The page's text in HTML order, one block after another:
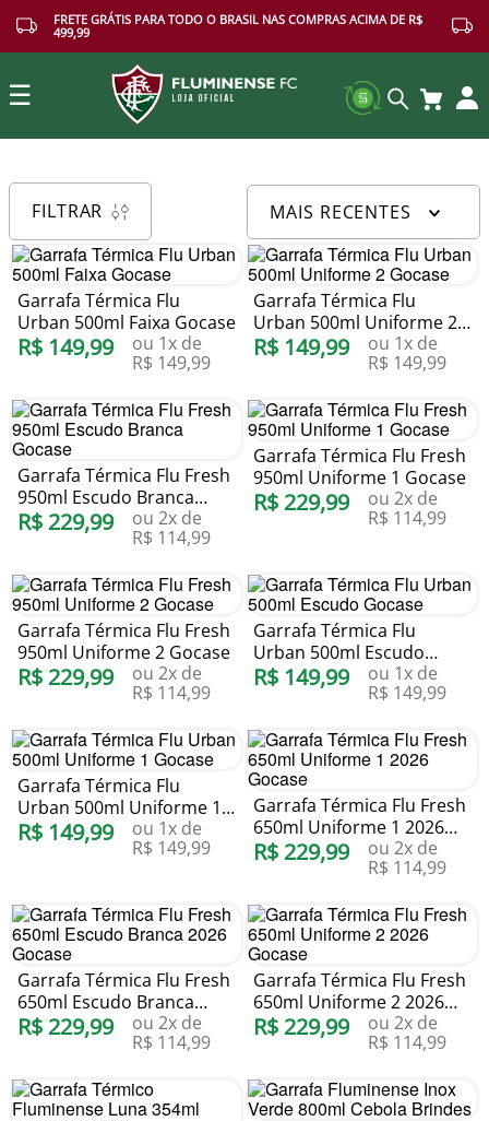
FRETE GRÁTIS PARA TODO O BRASIL NAS COMPRAS ACIMA DE R$
499,99
☰
FILTRAR MAIS RECENTES
Garrafa Térmica Flu
Urban 500ml Faixa Gocase
R$ 149,99 ou 1x de
R$ 149,99
Garrafa Térmica Flu
Urban 500ml Uniforme 2
Gocase
R$ 149,99 ou 1x de
R$ 149,99
Garrafa Térmica Flu Fresh
950ml Escudo Branca
Gocase
R$ 229,99 ou 2x de
R$ 114,99
Garrafa Térmica Flu Fresh
950ml Uniforme 1 Gocase
R$ 229,99 ou 2x de
R$ 114,99
Garrafa Térmica Flu Fresh
950ml Uniforme 2 Gocase
R$ 229,99 ou 2x de
R$ 114,99
Garrafa Térmica Flu
Urban 500ml Escudo
Gocase
R$ 149,99 ou 1x de
R$ 149,99
Garrafa Térmica Flu
Urban 500ml Uniforme 1
Gocase
R$ 149,99 ou 1x de
R$ 149,99
Garrafa Térmica Flu Fresh
650ml Uniforme 1 2026
Gocase
R$ 229,99 ou 2x de
R$ 114,99
Garrafa Térmica Flu Fresh
650ml Escudo Branca
2026 Gocase
R$ 229,99 ou 2x de
R$ 114,99
Garrafa Térmica Flu Fresh
650ml Uniforme 2 2026
Gocase
R$ 229,99 ou 2x de
R$ 114,99